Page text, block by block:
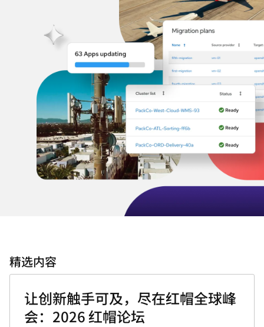
精选内容
让创新触手可及，尽在红帽全球峰
会：2026 红帽论坛